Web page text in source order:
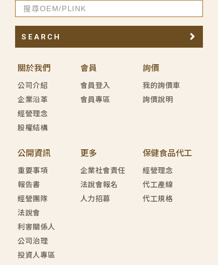
關於我們
公司介紹
企業沿革
經營理念
股權結構
會員
會員登入
會員專區
詢價
我的詢價車
詢價說明
公開資訊
重要事項
報告書
經營團隊
法說會
利害關係人
公司治理
投資人專區
更多
企業社會責任
法說會報名
人力招募
保健食品代工
經營理念
代工產線
代工規格
SEARCH